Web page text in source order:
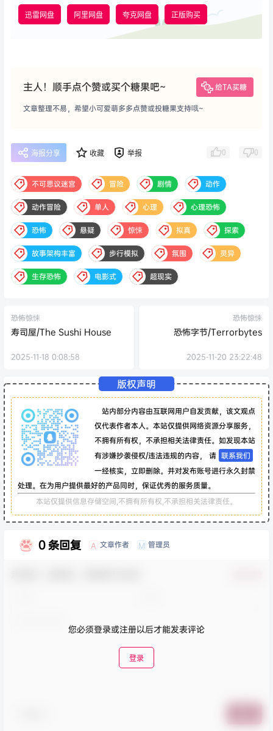
迅雷网盘 阿里网盘 夸克网盘 正版购买
主人！顺手点个赞或买个糖果吧~ 给TA买糖
文章整理不易，希望小可爱萌多多点赞或投糖果支持哦~
海报分享 收藏 举报 0 0
不可思议迷宫 冒险 剧情 动作
动作冒险 单人 心理 心理恐怖
恐怖 悬疑 惊悚 拟真 探索
故事架构丰富 步行模拟 氛围 灵异
生存恐怖 电影式 超现实
恐怖惊悚
寿司屋/The Sushi House
2025-11-18 0:08:58
恐怖惊悚
恐怖字节/Terrorbytes
2025-11-20 23:22:48
版权声明
站内部分内容由互联网用户自发贡献，该文观点
仅代表作者本人。本站仅提供网络资源分享服务，
不拥有所有权，不承担相关法律责任。如发现本站
有涉嫌抄袭侵权/违法违规的内容， 请 联系我们
一经核实，立即删除。并对发布账号进行永久封禁
处理。在为用户提供最好的产品同时，保证优秀的服务质量。
本站仅提供信息存储空间,不拥有所有权,不承担相关法律责任。
0 条回复 A 文章作者 M 管理员
您必须登录或注册以后才能发表评论
登录